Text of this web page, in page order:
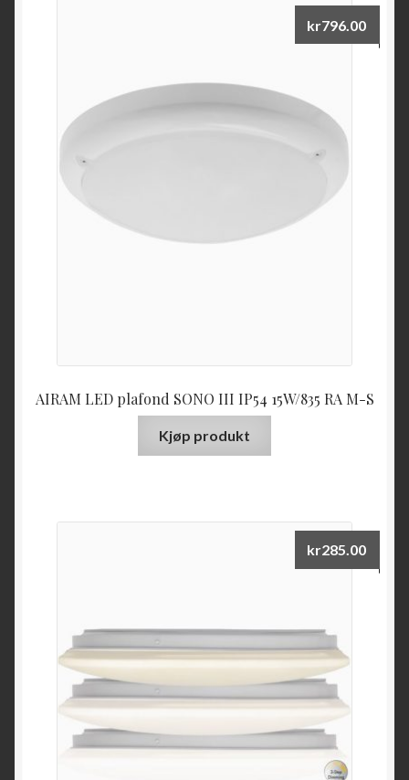
AIRAM LED plafond SONO III IP54 15W/835 RA M-S
kr796.00
Kjøp produkt
kr285.00